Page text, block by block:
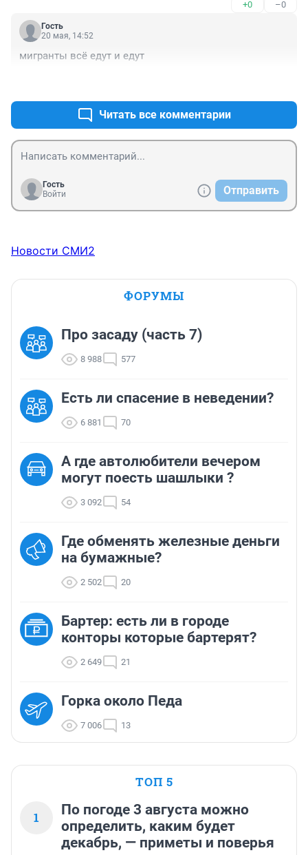
+0 –0
Гость
20 мая, 14:52
мигранты всё едут и едут
Читать все комментарии
Гость
Войти
Отправить
Новости СМИ2
ФОРУМЫ
Про засаду (часть 7)
8 988 577
Есть ли спасение в неведении?
6 881 70
А где автолюбители вечером
могут поесть шашлыки ?
3 092 54
Где обменять железные деньги
на бумажные?
2 502 20
Бартер: есть ли в городе
конторы которые бартерят?
2 649 21
Горка около Педа
7 006 13
ТОП 5
1
По погоде 3 августа можно
определить, каким будет
декабрь, — приметы и поверья